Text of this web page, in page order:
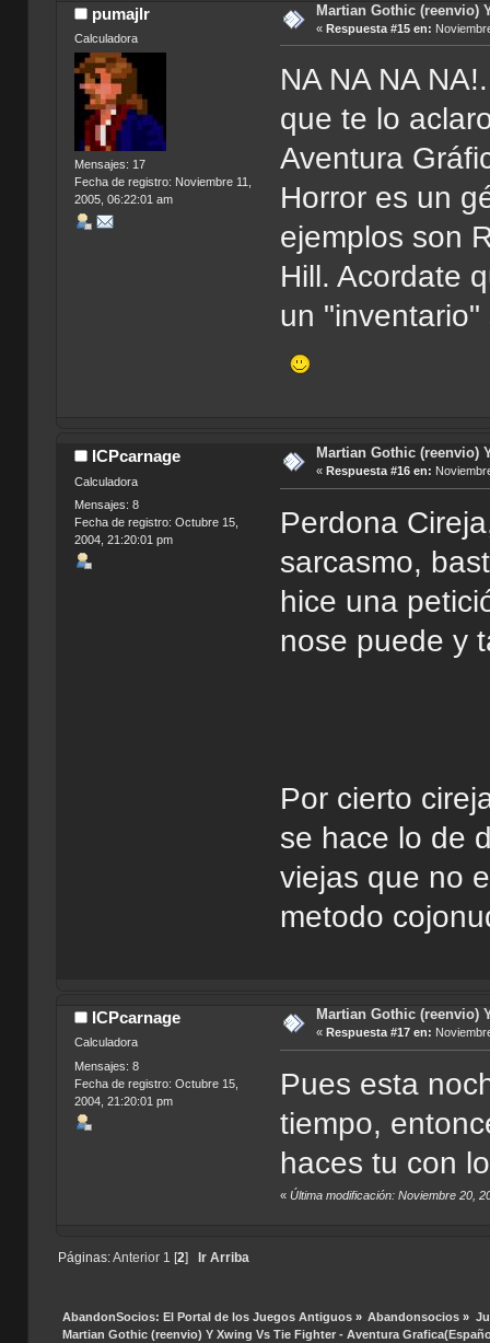
pumajlr
Calculadora
Mensajes: 17
Fecha de registro: Noviembre 11,
2005, 06:22:01 am
Martian Gothic (reenvio)
« Respuesta #15 en:
NA NA NA
que te lo
Aventura
Horror es un
ejemplos son
Hill. Acordate
un
ICPcarnage
Calculadora
Mensajes: 8
Fecha de registro: Octubre 15,
2004, 21:20:01 pm
Martian Gothic (reenvio)
« Respuesta #16 en:
Perdona
sarcasmo,
hice una
nose puede y
Por cierto
se hace lo de
viejas que no
metodo
ICPcarnage
Calculadora
Mensajes: 8
Fecha de registro: Octubre 15,
2004, 21:20:01 pm
Martian Gothic (reenvio)
« Respuesta #17 en:
Pues esta
tiempo,
haces tu con
«Última modificación: Noviembre 20,
Páginas:Anterior 1 [2] Ir Arriba
AbandonSocios: El Portal de los Juegos Antiguos» Abandonsocios »
Martian Gothic (reenvio) Y Xwing Vs Tie Fighter - Aventura